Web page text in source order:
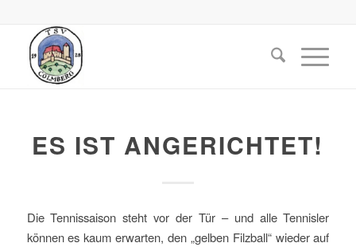
ES IST ANGERICHTET!
Die Tennissaison steht vor der Tür – und alle Tennisler
können es kaum erwarten, den „gelben Filzball“ wieder auf